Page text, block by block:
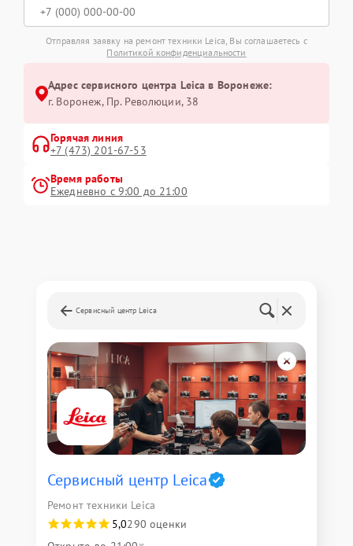
Отправляя заявку на ремонт техники Leica, Вы соглашаетесь с
Политикой конфиденциальности
Адрес сервисного центра Leica в Воронеже:
г. Воронеж, Пр. Революции, 38
Горячая линия
+7 (473) 201-67-53
Время работы
Ежедневно с 9:00 до 21:00
Сервисный центр Leica
Сервисный центр Leica
Ремонт техники Leica
5,0290 оценки